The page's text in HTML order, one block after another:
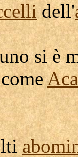
dell'
si è